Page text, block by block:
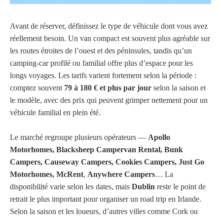
Avant de réserver, définissez le type de véhicule dont vous avez
réellement besoin. Un van compact est souvent plus agréable sur
les routes étroites de l’ouest et des péninsules, tandis qu’un
camping-car profilé ou familial offre plus d’espace pour les
longs voyages. Les tarifs varient fortement selon la période :
comptez souvent 79 à 180 € et plus par jour selon la saison et
le modèle, avec des prix qui peuvent grimper nettement pour un
véhicule familial en plein été.
Le marché regroupe plusieurs opérateurs — Apollo
Motorhomes, Blacksheep Campervan Rental, Bunk
Campers, Causeway Campers, Cookies Campers, Just Go
Motorhomes, McRent, Anywhere Campers… La
disponibilité varie selon les dates, mais Dublin reste le point de
retrait le plus important pour organiser un road trip en Irlande.
Selon la saison et les loueurs, d’autres villes comme Cork ou